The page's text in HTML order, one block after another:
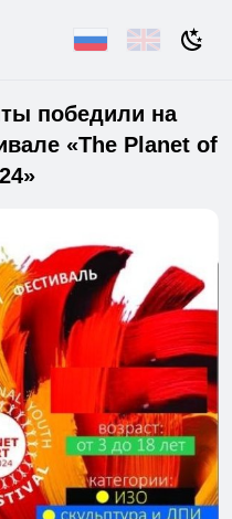
победили на
«The Planet of